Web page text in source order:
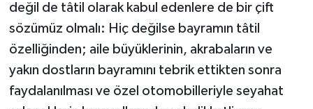
değil de tâtil olarak kabul edenlere de bir çift
sözümüz olmalı: Hiç değilse bayramın tâtil
özelliğinden; aile büyüklerinin, akrabaların ve
yakın dostların bayramını tebrik ettikten sonra
faydalanılması ve özel otomobilleriyle seyahat